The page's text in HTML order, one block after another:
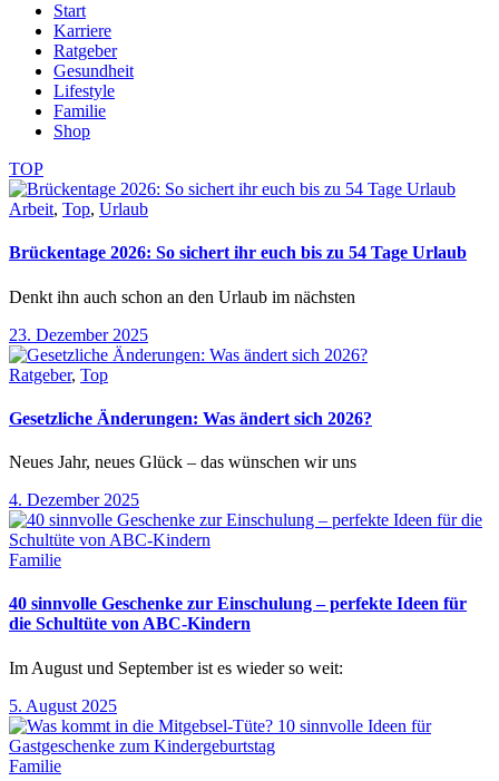
Start
Karriere
Ratgeber
Gesundheit
Lifestyle
Familie
Shop
TOP
Arbeit, Top, Urlaub
Brückentage 2026: So sichert ihr euch bis zu 54 Tage Urlaub
Denkt ihn auch schon an den Urlaub im nächsten
23. Dezember 2025
Ratgeber, Top
Gesetzliche Änderungen: Was ändert sich 2026?
Neues Jahr, neues Glück – das wünschen wir uns
4. Dezember 2025
Familie
40 sinnvolle Geschenke zur Einschulung – perfekte Ideen für
die Schultüte von ABC-Kindern
Im August und September ist es wieder so weit:
5. August 2025
Familie